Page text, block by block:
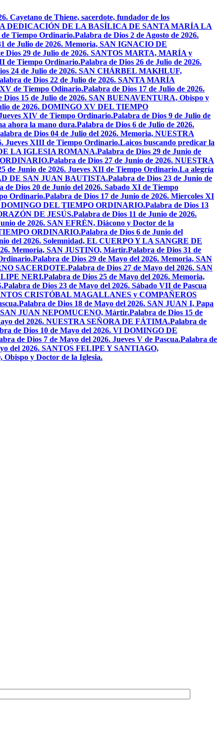
Cayetano de Thiene, sacerdote, fundador de los
LA DEDICACIÓN DE LA BASÍLICA DE SANTA MARÍA LA
de Tiempo Ordinario.Palabra de Dios 2 de Agosto de 2026.
de Julio de 2026. Memoria, SAN IGNACIO DE
Dios 29 de Julio de 2026. SANTOS MARTA, MARÍA y
de Tiempo Ordinario.Palabra de Dios 26 de Julio de 2026.
24 de Julio de 2026. SAN CHÁRBEL MAKHLUF,
de Dios 22 de Julio de 2026. SANTA MARÍA
de Tiempo Odinario.Palabra de Dios 17 de Julio de 2026.
Dios 15 de Julio de 2026. SAN BUENAVENTURA, Obispo y
de 2026. DOMINGO XV DEL TIEMPO
XIV de Tiempo Ordinario.Palabra de Dios 9 de Julio de
ahora la mano dura.Palabra de Dios 6 de Julio de 2026.
de Dios 04 de Julio del 2026. Memoria, NUESTRA
Jueves XIII de Tiempo Ordinario.Laicos buscando predicar la
LA IGLESIA ROMANA.Palabra de Dios 29 de Junio de
Palabra de Dios 27 de Junio de 2026. NUESTRA
de Junio de 2026. Jueves XII de Tiempo Ordinario.La alegría
DE SAN JUAN BAUTISTA.Palabra de Dios 23 de Junio de
de Dios 20 de Junio del 2026. Sabado XI de Tiempo
Ordinario.Palabra de Dios 17 de Junio de 2026. Miercoles XI
DOMINGO DEL TIEMPO ORDINARIO.Palabra de Dios 13
DE JESÚS.Palabra de Dios 11 de Junio de 2026.
de 2026. SAN EFRÉN, Diácono y Doctor de la
ORDINARIO.Palabra de Dios 6 de Junio del
del 2026. Solemnidad, EL CUERPO Y LA SANGRE DE
Memoria, SAN JUSTINO, Mártir.Palabra de Dios 31 de
Palabra de Dios 29 de Mayo del 2026. Memoria, SAN
SACERDOTE.Palabra de Dios 27 de Mayo del 2026. SAN
NERI.Palabra de Dios 25 de Mayo del 2026. Memoria,
Palabra de Dios 23 de Mayo del 2026. Sábado VII de Pascua
CRISTÓBAL MAGALLANES y COMPAÑEROS
Palabra de Dios 18 de Mayo del 2026. SAN JUAN I, Papa
SAN JUAN NEPOMUCENO, Mártir.Palabra de Dios 15 de
del 2026. NUESTRA SEÑORA DE FÁTIMA.Palabra de
de Dios 10 de Mayo del 2026. VI DOMINGO DE
de Dios 7 de Mayo del 2026. Jueves V de Pascua.Palabra de
del 2026. SANTOS FELIPE Y SANTIAGO,
y Doctor de la Iglesia.